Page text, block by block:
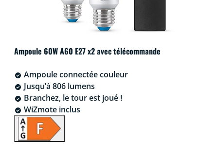
Ampoule 60W A60 E27 x2 avec télécommande
Ampoule connectée couleur
Jusqu’à 806 lumens
Branchez, le tour est joué !
WiZmote inclus